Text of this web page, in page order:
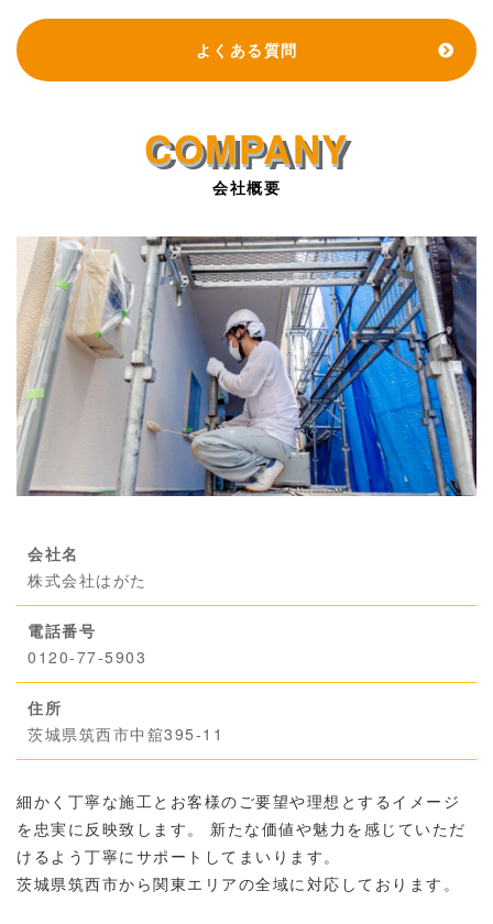
よくある質問
会社概要
会社名
株式会社はがた
電話番号
0120-77-5903
住所
茨城県筑西市中舘395-11
細かく丁寧な施工とお客様のご要望や理想とするイメージ
を忠実に反映致します。 新たな価値や魅力を感じていただ
けるよう丁寧にサポートしてまいります。
茨城県筑西市から関東エリアの全域に対応しております。